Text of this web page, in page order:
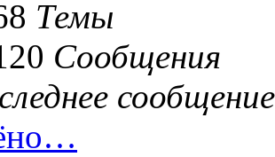
Темы
Сообщения
сообщение